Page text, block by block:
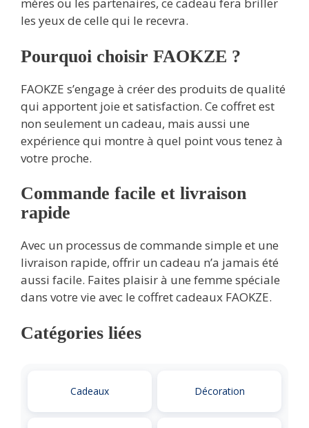
mères ou les partenaires, ce cadeau fera briller
les yeux de celle qui le recevra.
Pourquoi choisir FAOKZE ?
FAOKZE s’engage à créer des produits de qualité
qui apportent joie et satisfaction. Ce coffret est
non seulement un cadeau, mais aussi une
expérience qui montre à quel point vous tenez à
votre proche.
Commande facile et livraison
rapide
Avec un processus de commande simple et une
livraison rapide, offrir un cadeau n’a jamais été
aussi facile. Faites plaisir à une femme spéciale
dans votre vie avec le coffret cadeaux FAOKZE.
Catégories liées
Cadeaux Décoration